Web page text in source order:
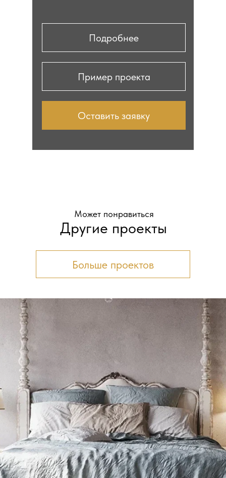
Оставить заявку
Пример проекта
Подробнее
Может понравиться
Другие проекты
Больше проектов